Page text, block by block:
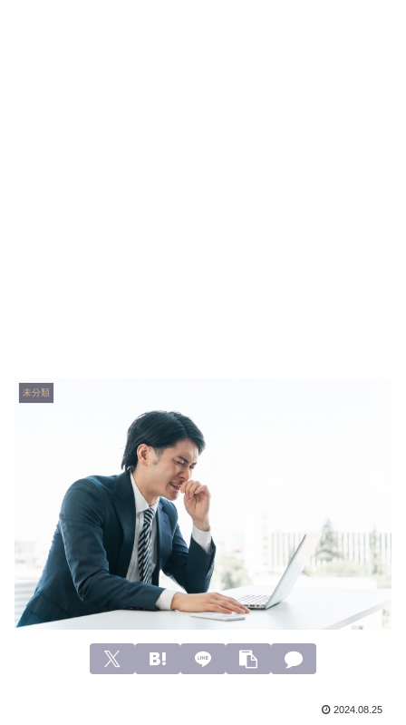
未分類
2024.08.25